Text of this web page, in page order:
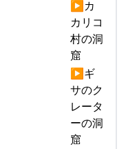
▶カ
カリコ
村の洞
窟
▶ギ
サのク
レータ
ーの洞
窟